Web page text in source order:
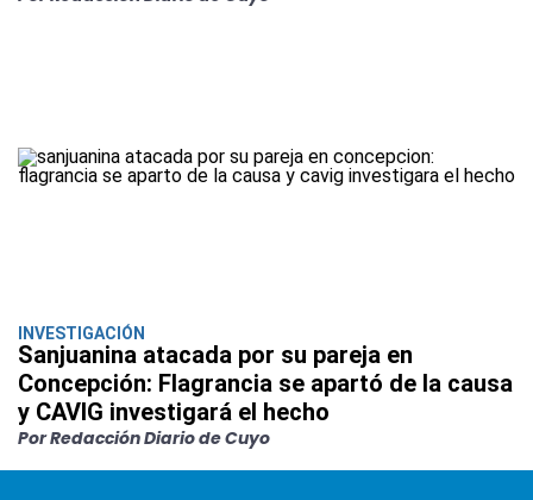
INVESTIGACIÓN
Sanjuanina atacada por su pareja en
Concepción: Flagrancia se apartó de la causa
y CAVIG investigará el hecho
Por Redacción Diario de Cuyo